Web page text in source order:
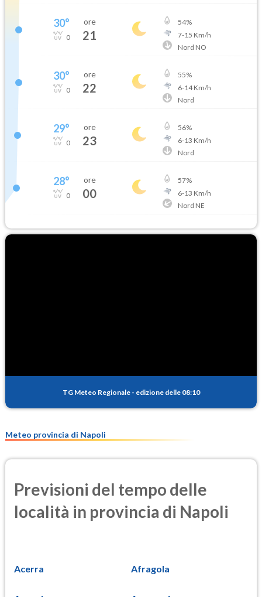
30°
0
ore
21
54%
7-15 Km/h
Nord NO
30°
0
ore
22
55%
6-14Km/h
Nord
29°
0
ore
23
56%
6-13 Km/h
Nord
28°
0
ore
00
57%
6-13 Km/h
Nord NE
TG Meteo Regionale - edizione delle 08:10
Meteo provincia di Napoli
Previsioni del tempo delle
località in provincia di Napoli
Acerra Afragola